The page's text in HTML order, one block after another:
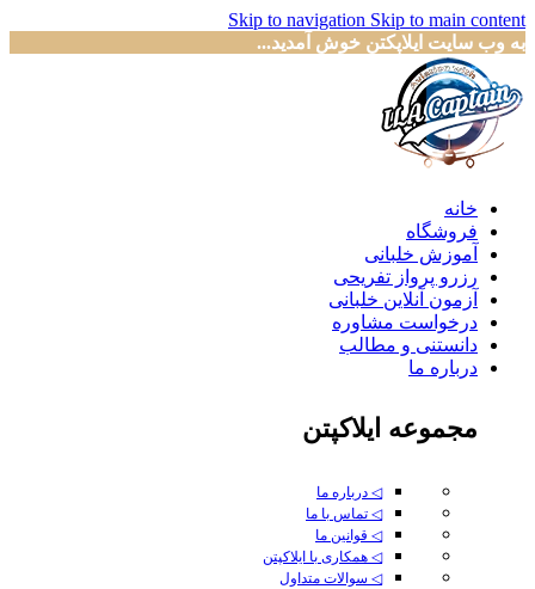
Skip to navigation Skip to main content
به وب سایت ایلاپکتن خوش آمدید...
خانه
فروشگاه
آموزش خلبانی
رزرو پرواز تفریحی
آزمون آنلاین خلبانی
درخواست مشاوره
دانستنی و مطالب
درباره ما
مجموعه ایلاکپتن
◁ درباره ما
◁ تماس با ما
◁ قوانین ما
◁ همکاری با ایلاکپتن
◁ سوالات متداول